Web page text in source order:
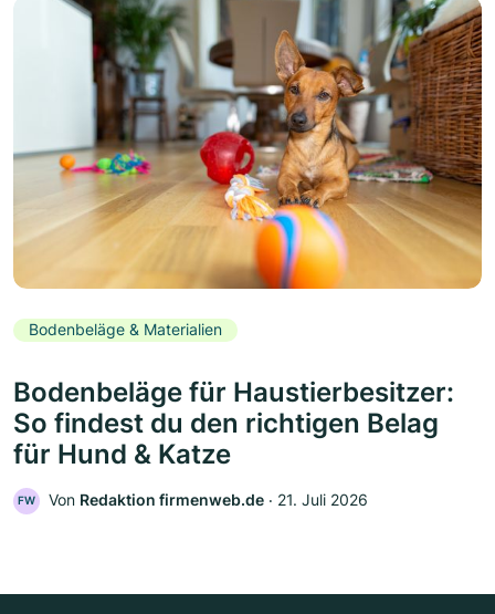
Bodenbeläge & Materialien
Bodenbeläge für Haustierbesitzer:
So findest du den richtigen Belag
für Hund & Katze
FW Von Redaktion firmenweb.de ‧ 21. Juli 2026